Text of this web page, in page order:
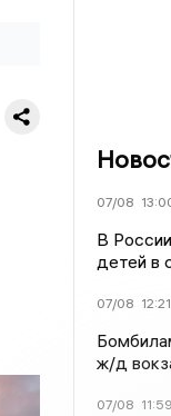
07/08
В
детей в
07/08 12:21
ж/д
07/08 11:59